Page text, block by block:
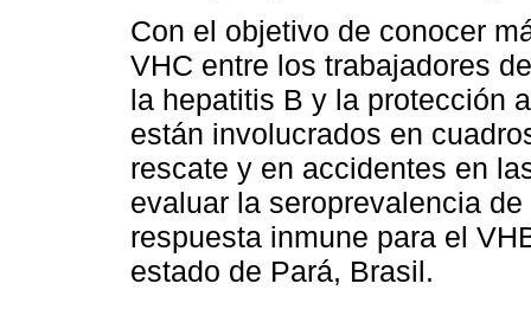
Con el objetivo de conocer
VHC entre los trabajadores
la hepatitis B y la protección
están involucrados en
rescate y en accidentes en
evaluar la seroprevalencia
respuesta inmune para el
estado de Pará, Brasil.